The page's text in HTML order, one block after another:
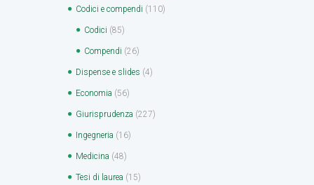
Codici e compendi (110)
Codici (85)
Compendi (26)
Dispense e slides (4)
Economia (56)
Giurisprudenza (227)
Ingegneria (16)
Medicina (48)
Tesi di laurea (15)